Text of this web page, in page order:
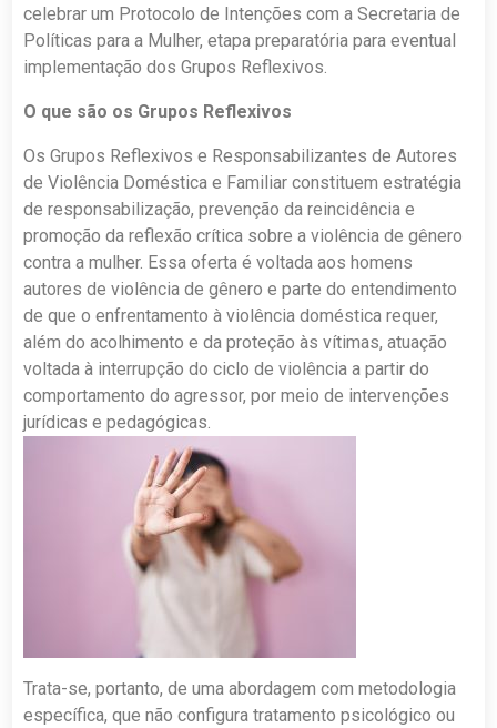
celebrar um Protocolo de Intenções com a Secretaria de
Políticas para a Mulher, etapa preparatória para eventual
implementação dos Grupos Reflexivos.
O que são os Grupos Reflexivos
Os Grupos Reflexivos e Responsabilizantes de Autores
de Violência Doméstica e Familiar constituem estratégia
de responsabilização, prevenção da reincidência e
promoção da reflexão crítica sobre a violência de gênero
contra a mulher. Essa oferta é voltada aos homens
autores de violência de gênero e parte do entendimento
de que o enfrentamento à violência doméstica requer,
além do acolhimento e da proteção às vítimas, atuação
voltada à interrupção do ciclo de violência a partir do
comportamento do agressor, por meio de intervenções
jurídicas e pedagógicas.
Trata-se, portanto, de uma abordagem com metodologia
específica, que não configura tratamento psicológico ou